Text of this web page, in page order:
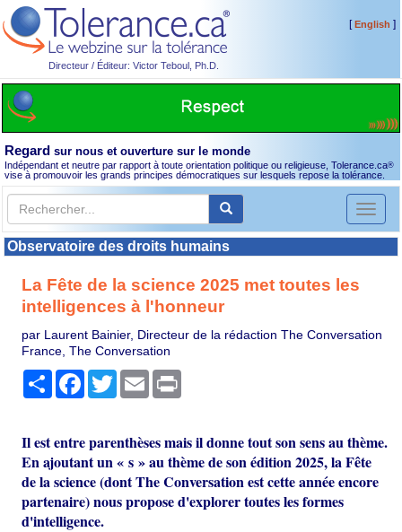
Directeur / Éditeur: Victor Teboul, Ph.D.
[English ]
Regard sur nous et ouverture sur le monde
Indépendant et neutre par rapport à toute orientation politique ou religieuse, Tolerance.ca®
vise à promouvoir les grands principes démocratiques sur lesquels repose la tolérance.
Toggle
Observatoire des droits humains
La Fête de la science 2025 met toutes les
intelligences à l'honneur
par Laurent Bainier, Directeur de la rédaction The Conversation
France, The Conversation
PartagerFacebook
TwitterEmail
Il est entre parenthèses mais il donne tout son sens au thème.
En ajoutant un « s » au thème de son édition 2025, la Fête
de la science (dont The Conversation est cette année encore
partenaire) nous propose d'explorer toutes les formes
d'intelligence.